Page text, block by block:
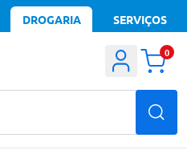
DROGARIA SERVIÇOS
0